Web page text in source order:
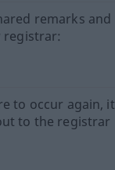
remarks and
registrar:
to occur again, it
to the registrar